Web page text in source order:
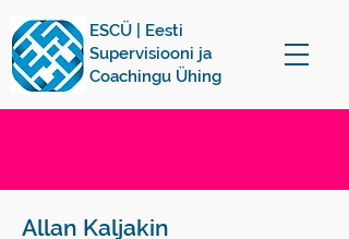
ESCÜ | Eesti
Supervisiooni ja
Coachingu Ühing
Allan Kaljakin